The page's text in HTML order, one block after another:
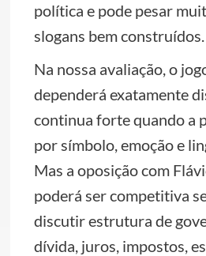
política e pode pesar
slogans bem construídos.
Na nossa avaliação, o
dependerá exatamente
continua forte quando a
por símbolo, emoção e
Mas a oposição com
poderá ser competitiva
discutir estrutura de
dívida, juros, impostos,